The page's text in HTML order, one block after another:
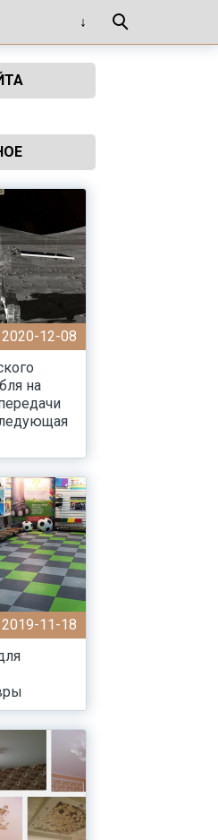
2020-12-08
на
2019-11-18